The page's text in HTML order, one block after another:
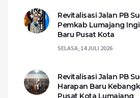
Revitalisasi Jalan PB
Pemkab Lumajang
Baru Pusat Kota
SELASA, 14 JULI 2026
Revitalisasi Jalan PB
Harapan Baru
Pusat Kota Lumajang